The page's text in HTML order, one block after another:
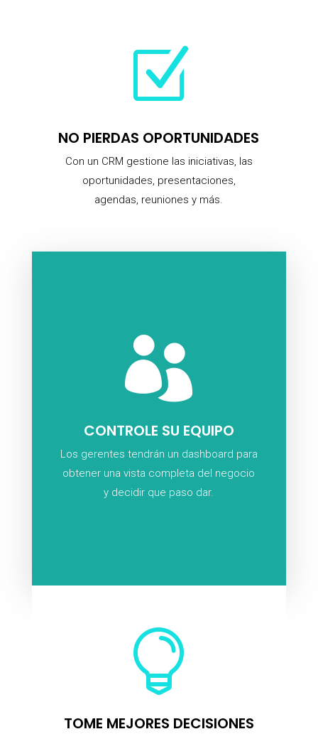
Z
NO PIERDAS OPORTUNIDADES
Con un CRM gestione las iniciativas, las
oportunidades, presentaciones,
agendas, reuniones y más.

CONTROLE SU EQUIPO
Los gerentes tendrán un dashboard para
obtener una vista completa del negocio
y decidir que paso dar.

TOME MEJORES DECISIONES